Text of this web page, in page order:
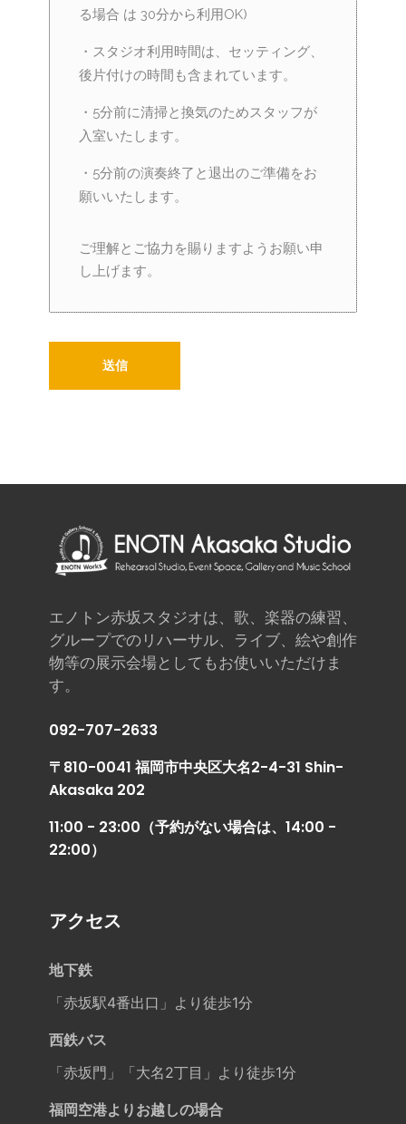
る場合 は 30分から利用OK)
・スタジオ利用時間は、セッティング、
後片付けの時間も含まれています。
・5分前に清掃と換気のためスタッフが
入室いたします。
・5分前の演奏終了と退出のご準備をお
願いいたします。
ご理解とご協力を賜りますようお願い申
し上げます。
エノトン赤坂スタジオは、歌、楽器の練習、
グループでのリハーサル、ライブ、絵や創作
物等の展示会場としてもお使いいただけま
す。
092-707-2633
〒810-0041 福岡市中央区大名2-4-31 Shin-
Akasaka 202
11:00 - 23:00（予約がない場合は、14:00 -
22:00）
アクセス
地下鉄
「赤坂駅4番出口」より徒歩1分
西鉄バス
「赤坂門」「大名2丁目」より徒歩1分
福岡空港よりお越しの場合